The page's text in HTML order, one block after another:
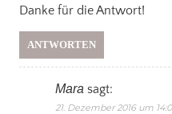
Danke für die Antwort!
ANTWORTEN
Mara sagt:
21. Dezember 2016 um